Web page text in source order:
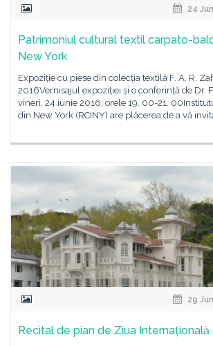
24
Patrimoniul cultural textil carpato-
New York
Expoziție cu piese din colecția textilă F. A. R.
2016Vernisajul expoziției și o conferință de Dr.
vineri, 24 iunie 2016, orele 19. 00-21.
din New York (RCINY) are plăcerea de a vă
29
Recital de pian de Ziua Internațională